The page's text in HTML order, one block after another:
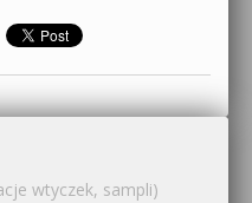
wtyczek, sampli)